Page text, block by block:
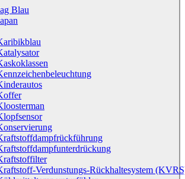
Blau
Verdunstungs-Rückhaltesystem